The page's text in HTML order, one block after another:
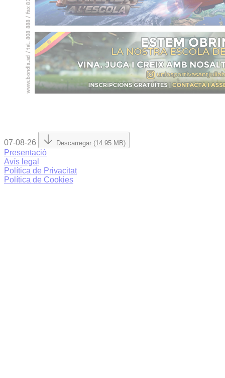
07-08-26 Descarregar (14.95 MB)
Presentació
Avís legal
Política de Privacitat
Política de Cookies